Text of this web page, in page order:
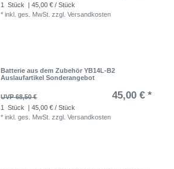
1 Stück
| 45,00 € / Stück
*inkl. ges. MwSt. zzgl.Versandkosten
Batterie aus dem Zubehör YB14L-B2
Auslaufartikel Sonderangebot
UVP 68,50 € 45,00 € *
1 Stück
| 45,00 € / Stück
*inkl. ges. MwSt. zzgl.Versandkosten